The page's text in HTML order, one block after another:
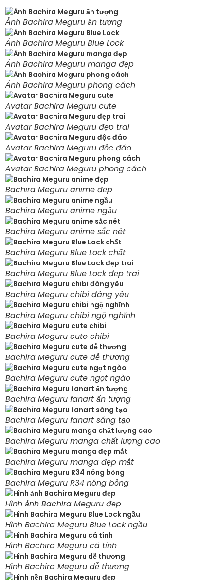
Ảnh Bachira Meguru ấn tượng
Ảnh Bachira Meguru Blue Lock
Ảnh Bachira Meguru manga đẹp
Ảnh Bachira Meguru phong cách
Avatar Bachira Meguru cute
Avatar Bachira Meguru đẹp trai
Avatar Bachira Meguru độc đáo
Avatar Bachira Meguru phong cách
Bachira Meguru anime đẹp
Bachira Meguru anime ngầu
Bachira Meguru anime sắc nét
Bachira Meguru Blue Lock chất
Bachira Meguru Blue Lock đẹp trai
Bachira Meguru chibi đáng yêu
Bachira Meguru chibi ngộ nghĩnh
Bachira Meguru cute chibi
Bachira Meguru cute dễ thương
Bachira Meguru cute ngọt ngào
Bachira Meguru fanart ấn tượng
Bachira Meguru fanart sáng tạo
Bachira Meguru manga chất lượng cao
Bachira Meguru manga đẹp mắt
Bachira Meguru R34 nóng bỏng
Hình ảnh Bachira Meguru đẹp
Hình Bachira Meguru Blue Lock ngầu
Hình Bachira Meguru cá tính
Hình Bachira Meguru dễ thương